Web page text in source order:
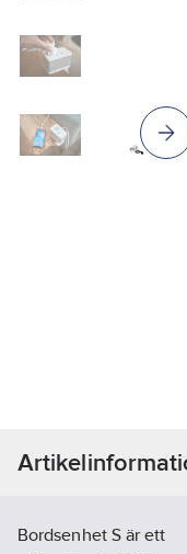
Bordsenhet S är ett